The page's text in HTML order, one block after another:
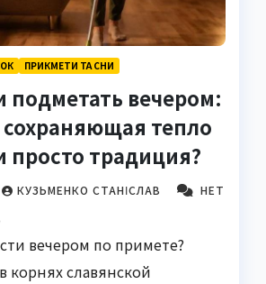
ПРИКМЕТИ ТА СНИ
вечером:
тепло
просто традиция?
КУЗЬМЕНКО СТАНІСЛАВ
НЕТ
вечером по примете?
корнях славянской